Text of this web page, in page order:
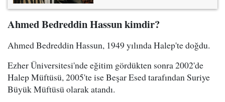
Ahmed Bedreddin Hassun kimdir?
Ahmed Bedreddin Hassun, 1949 yılında Halep'te doğdu.
Ezher Üniversitesi'nde eğitim gördükten sonra 2002'de
Halep Müftüsü, 2005'te ise Beşar Esed tarafından Suriye
Büyük Müftüsü olarak atandı.